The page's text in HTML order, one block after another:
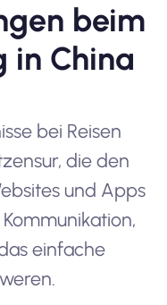
beim
in China
bei Reisen
die den
und Apps
einfache